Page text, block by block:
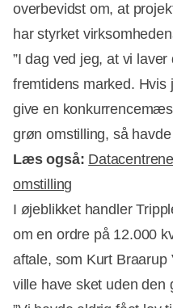
overbevidst om, at
har styrket
”I dag ved jeg, at vi laver
fremtidens marked. Hvis
give en
grøn omstilling, så
Læs også:
omstilling
I øjeblikket handler
om en ordre på 12.000
aftale, som Kurt
ville have sket uden den